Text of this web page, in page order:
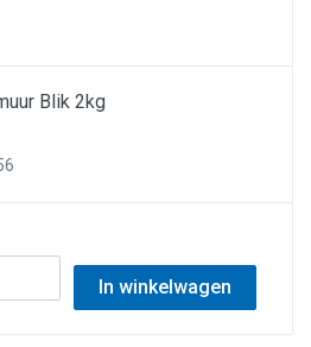
Blik 2kg
In winkelwagen